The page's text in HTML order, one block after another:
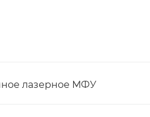
лазерное МФУ